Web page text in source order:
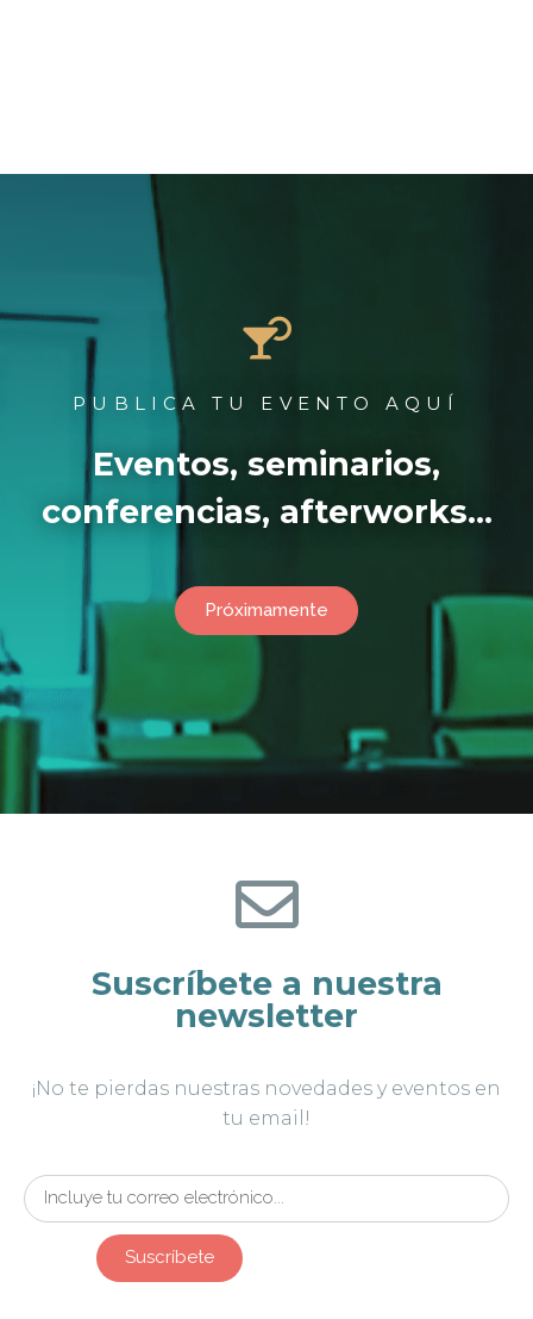
PUBLICA TU EVENTO AQUÍ
Eventos, seminarios,
conferencias, afterworks…
Próximamente
Suscríbete a nuestra
newsletter
¡No te pierdas nuestras novedades y eventos en
tu email!
Suscríbete